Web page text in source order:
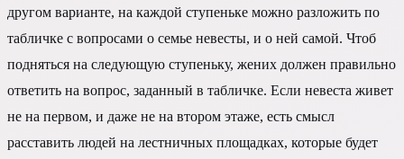
другом варианте, на каждой ступеньке можно разложить по
табличке с вопросами о семье невесты, и о ней самой. Чтоб
подняться на следующую ступеньку, жених должен правильно
ответить на вопрос, заданный в табличке. Если невеста живет
не на первом, и даже не на втором этаже, есть смысл
расставить людей на лестничных площадках, которые будет